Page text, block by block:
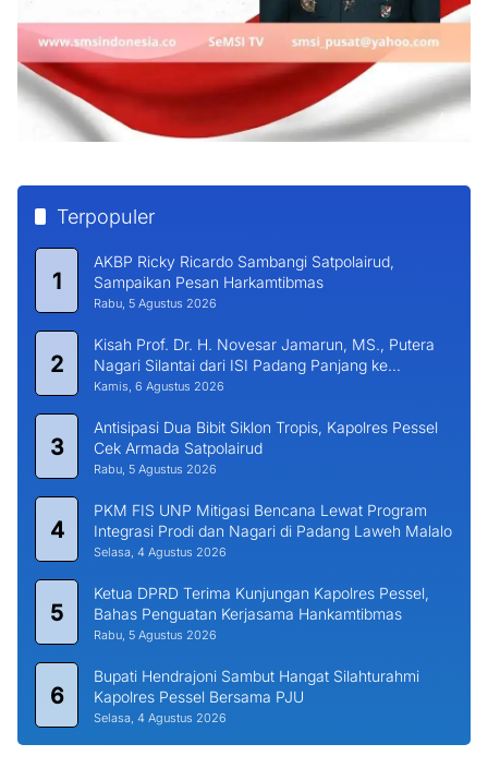
Terpopuler
1
AKBP Ricky Ricardo Sambangi Satpolairud,
Sampaikan Pesan Harkamtibmas
Rabu, 5 Agustus 2026
2
Kisah Prof. Dr. H. Novesar Jamarun, MS., Putera
Nagari Silantai dari ISI Padang Panjang ke
Universitas Dharma Andalas
Kamis, 6 Agustus 2026
3
Antisipasi Dua Bibit Siklon Tropis, Kapolres Pessel
Cek Armada Satpolairud
Rabu, 5 Agustus 2026
4
PKM FIS UNP Mitigasi Bencana Lewat Program
Integrasi Prodi dan Nagari di Padang Laweh Malalo
Selasa, 4 Agustus 2026
5
Ketua DPRD Terima Kunjungan Kapolres Pessel,
Bahas Penguatan Kerjasama Hankamtibmas
Rabu, 5 Agustus 2026
6
Bupati Hendrajoni Sambut Hangat Silahturahmi
Kapolres Pessel Bersama PJU
Selasa, 4 Agustus 2026